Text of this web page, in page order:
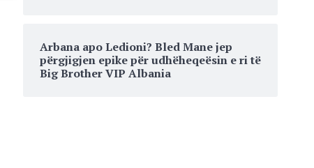
Arbana apo Ledioni? Bled Mane jep
përgjigjen epike për udhëheqeësin e ri të
Big Brother VIP Albania